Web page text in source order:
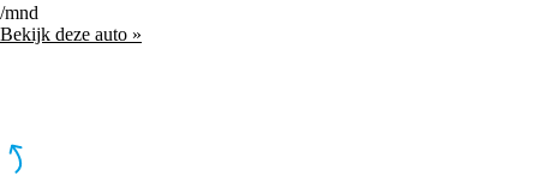
/mnd
Bekijk deze auto »